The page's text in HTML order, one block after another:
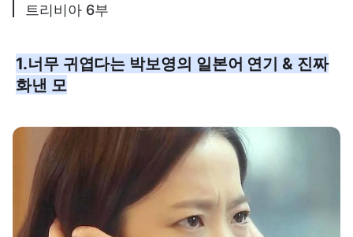
트리비아 6부
1.너무 귀엽다는 박보영의 일본어 연기 & 진짜
화낸 모